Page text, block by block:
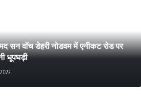
सन वॉच डेहरी नोडवम में एनीकट रोड पर
धूपघड़ी